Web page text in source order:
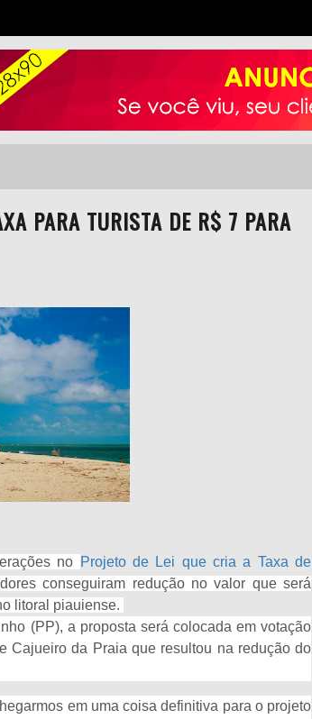
PARA TURISTA DE R$ 7 PARA
no Projeto de Lei que cria a Taxa de
conseguiram redução no valor que será
litoral piauiense.
(PP), a proposta será colocada em votação
Cajueiro da Praia que resultou na redução do
em uma coisa definitiva para o projeto